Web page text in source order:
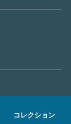
コレクション